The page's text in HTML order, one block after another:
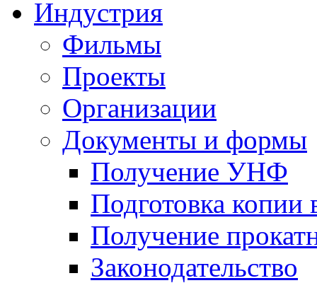
Индустрия
Фильмы
Проекты
Организации
Документы и формы
Получение УНФ
Подготовка копии
Получение
Законодательство